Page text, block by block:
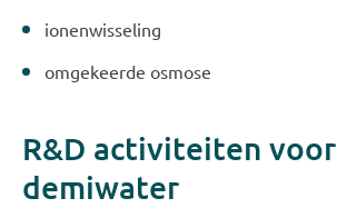
ionenwisseling
omgekeerde osmose
R&D activiteiten voor
demiwater